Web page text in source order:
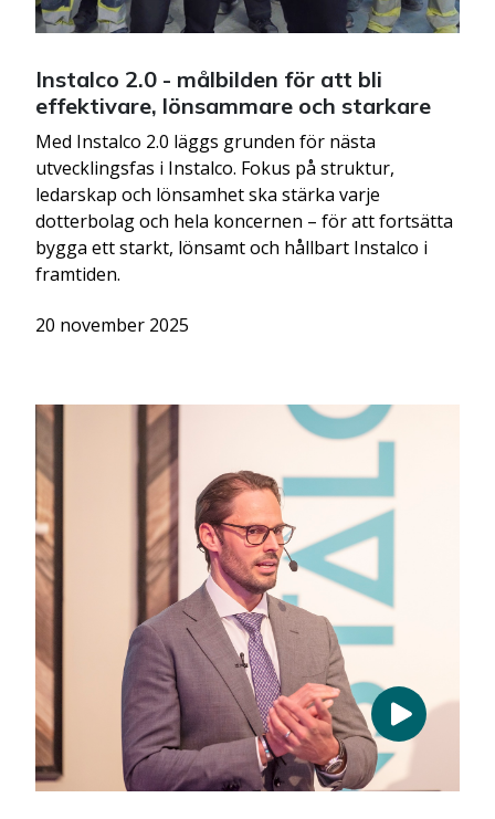
Instalco 2.0 - målbilden för att bli
effektivare, lönsammare och starkare
Med Instalco 2.0 läggs grunden för nästa
utvecklingsfas i Instalco. Fokus på struktur,
ledarskap och lönsamhet ska stärka varje
dotterbolag och hela koncernen – för att fortsätta
bygga ett starkt, lönsamt och hållbart Instalco i
framtiden.
20 november 2025